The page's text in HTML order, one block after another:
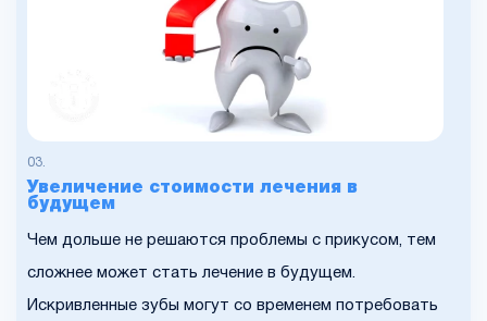
Увеличение стоимости лечения в
будущем
Чем дольше не решаются проблемы с прикусом, тем
сложнее может стать лечение в будущем.
Искривленные зубы могут со временем потребовать